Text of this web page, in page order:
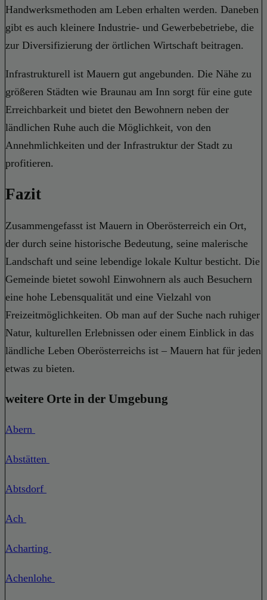
Handwerksmethoden am Leben erhalten werden. Daneben
gibt es auch kleinere Industrie- und Gewerbebetriebe, die
zur Diversifizierung der örtlichen Wirtschaft beitragen.
Infrastrukturell ist Mauern gut angebunden. Die Nähe zu
größeren Städten wie Braunau am Inn sorgt für eine gute
Erreichbarkeit und bietet den Bewohnern neben der
ländlichen Ruhe auch die Möglichkeit, von den
Annehmlichkeiten und der Infrastruktur der Stadt zu
profitieren.
Fazit
Zusammengefasst ist Mauern in Oberösterreich ein Ort,
der durch seine historische Bedeutung, seine malerische
Landschaft und seine lebendige lokale Kultur besticht. Die
Gemeinde bietet sowohl Einwohnern als auch Besuchern
eine hohe Lebensqualität und eine Vielzahl von
Freizeitmöglichkeiten. Ob man auf der Suche nach ruhiger
Natur, kulturellen Erlebnissen oder einem Einblick in das
ländliche Leben Oberösterreichs ist – Mauern hat für jeden
etwas zu bieten.
weitere Orte in der Umgebung
Abern
Abstätten
Abtsdorf
Ach
Acharting
Achenlohe